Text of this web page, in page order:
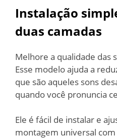
Instalação
duas camadas
Melhore a qualidade das
Esse modelo ajuda a
que são aqueles sons
quando você pronuncia
Ele é fácil de instalar e
montagem universal